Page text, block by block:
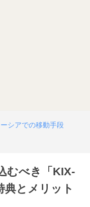
シアでの移動手段
むべき「KIX-
典とメリット